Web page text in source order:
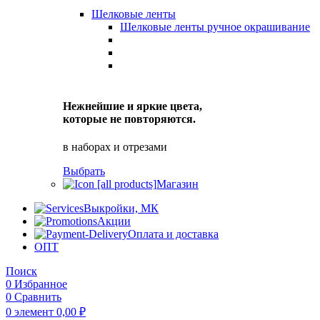
Шелковые ленты
Шелковые ленты ручное окрашивание
Нежнейшие и яркие цвета,
которые не повторяются.
в наборах и отрезами
Выбрать
Магазин
Выкройки, МК
Акции
Оплата и доставка
ОПТ
Поиск
0 Избранное
0 Сравнить
0 элемент 0,00 ₽